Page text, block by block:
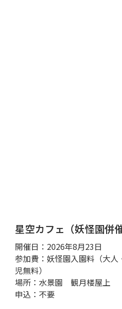
星空カフェ（妖怪園併催
開催日：2026年8月23日
参加費：妖怪園入園料（大
児無料）
場所：水景園 観月楼屋上
申込：不要